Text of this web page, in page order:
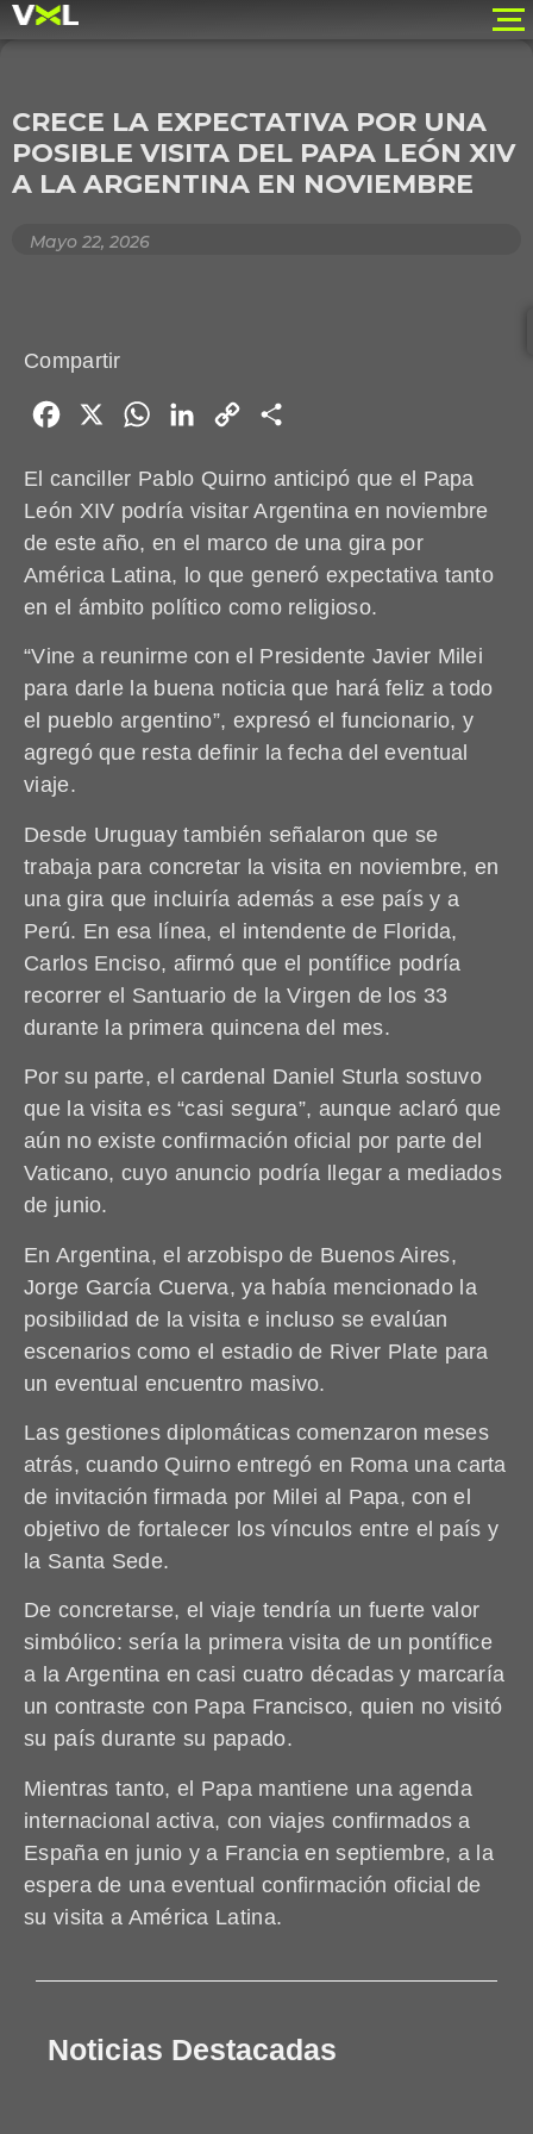
CRECE LA EXPECTATIVA POR UNA
POSIBLE VISITA DEL PAPA LEÓN XIV
A LA ARGENTINA EN NOVIEMBRE
Mayo 22, 2026
Compartir
Facebook WhatsAppLinkedIn
Copy
El canciller Pablo Quirno anticipó que el Papa
León XIV podría visitar Argentina en noviembre
de este año, en el marco de una gira por
América Latina, lo que generó expectativa tanto
en el ámbito político como religioso.
“Vine a reunirme con el Presidente Javier Milei
para darle la buena noticia que hará feliz a todo
el pueblo argentino”, expresó el funcionario, y
agregó que resta definir la fecha del eventual
viaje.
Desde Uruguay también señalaron que se
trabaja para concretar la visita en noviembre, en
una gira que incluiría además a ese país y a
Perú. En esa línea, el intendente de Florida,
Carlos Enciso, afirmó que el pontífice podría
recorrer el Santuario de la Virgen de los 33
durante la primera quincena del mes.
Por su parte, el cardenal Daniel Sturla sostuvo
que la visita es “casi segura”, aunque aclaró que
aún no existe confirmación oficial por parte del
Vaticano, cuyo anuncio podría llegar a mediados
de junio.
En Argentina, el arzobispo de Buenos Aires,
Jorge García Cuerva, ya había mencionado la
posibilidad de la visita e incluso se evalúan
escenarios como el estadio de River Plate para
un eventual encuentro masivo.
Las gestiones diplomáticas comenzaron meses
atrás, cuando Quirno entregó en Roma una carta
de invitación firmada por Milei al Papa, con el
objetivo de fortalecer los vínculos entre el país y
la Santa Sede.
De concretarse, el viaje tendría un fuerte valor
simbólico: sería la primera visita de un pontífice
a la Argentina en casi cuatro décadas y marcaría
un contraste con Papa Francisco, quien no visitó
su país durante su papado.
Mientras tanto, el Papa mantiene una agenda
internacional activa, con viajes confirmados a
España en junio y a Francia en septiembre, a la
espera de una eventual confirmación oficial de
su visita a América Latina.
Noticias Destacadas